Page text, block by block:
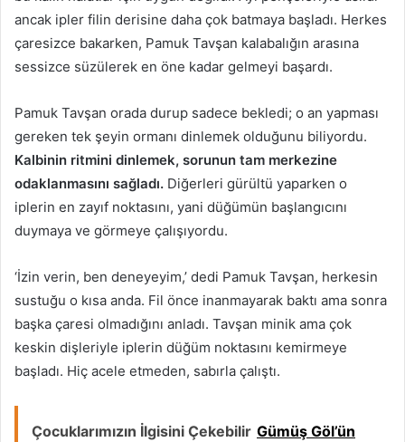
ancak ipler filin derisine daha çok batmaya başladı. Herkes
çaresizce bakarken, Pamuk Tavşan kalabalığın arasına
sessizce süzülerek en öne kadar gelmeyi başardı.
Pamuk Tavşan orada durup sadece bekledi; o an yapması
gereken tek şeyin ormanı dinlemek olduğunu biliyordu.
Kalbinin ritmini dinlemek, sorunun tam merkezine
odaklanmasını sağladı. Diğerleri gürültü yaparken o
iplerin en zayıf noktasını, yani düğümün başlangıcını
duymaya ve görmeye çalışıyordu.
‘İzin verin, ben deneyeyim,’ dedi Pamuk Tavşan, herkesin
sustuğu o kısa anda. Fil önce inanmayarak baktı ama sonra
başka çaresi olmadığını anladı. Tavşan minik ama çok
keskin dişleriyle iplerin düğüm noktasını kemirmeye
başladı. Hiç acele etmeden, sabırla çalıştı.
Çocuklarımızın İlgisini Çekebilir Gümüş Göl’ün